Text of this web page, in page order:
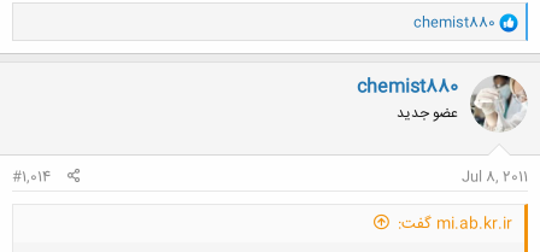
و
ا
ک
ن
ش
ه
ا
chemist880
chemist880
عضو جدید
Jul 8, 2011
#1,014
mi.ab.kr.ir گفت: